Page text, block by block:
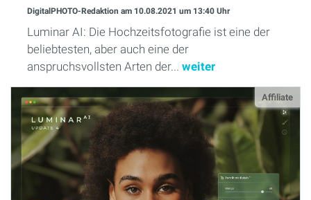
DigitalPHOTO-Redaktion am 10.08.2021 um 13:40 Uhr
Luminar AI: Die Hochzeitsfotografie ist eine der
beliebtesten, aber auch eine der
anspruchsvollsten Arten der... weiter
Affiliate